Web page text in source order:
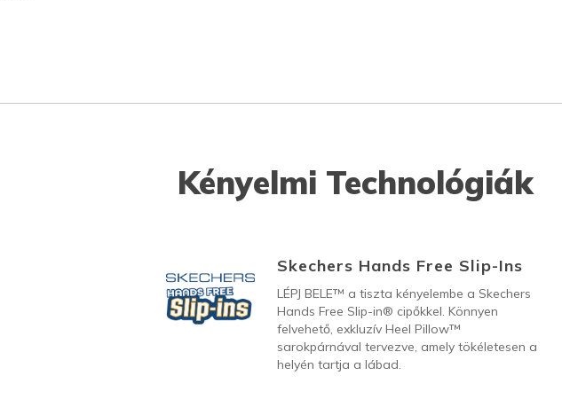
Kényelmi Technológiák
Skechers Hands Free Slip-Ins
LÉPJ BELE™ a tiszta kényelembe a Skechers
Hands Free Slip-in® cipőkkel. Könnyen
felvehető, exkluzív Heel Pillow™
sarokpárnával tervezve, amely tökéletesen a
helyén tartja a lábad.